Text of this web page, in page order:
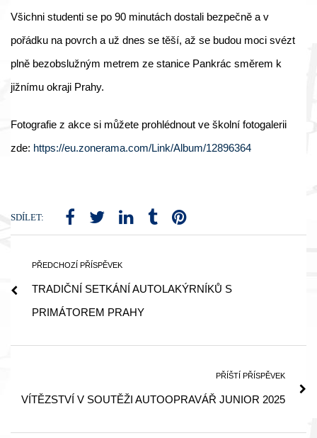
Všichni studenti se po 90 minutách dostali bezpečně a v
pořádku na povrch a už dnes se těší, až se budou moci svézt
plně bezobslužným metrem ze stanice Pankrác směrem k
jižnímu okraji Prahy.
Fotografie z akce si můžete prohlédnout ve školní fotogalerii
zde: https://eu.zonerama.com/Link/Album/12896364
SDÍLET:
PŘEDCHOZÍ PŘÍSPĚVEK
TRADIČNÍ SETKÁNÍ AUTOLAKÝRNÍKŮ S
PRIMÁTOREM PRAHY
PŘÍŠTÍ PŘÍSPĚVEK
VÍTĚZSTVÍ V SOUTĚŽI AUTOOPRAVÁŘ JUNIOR 2025